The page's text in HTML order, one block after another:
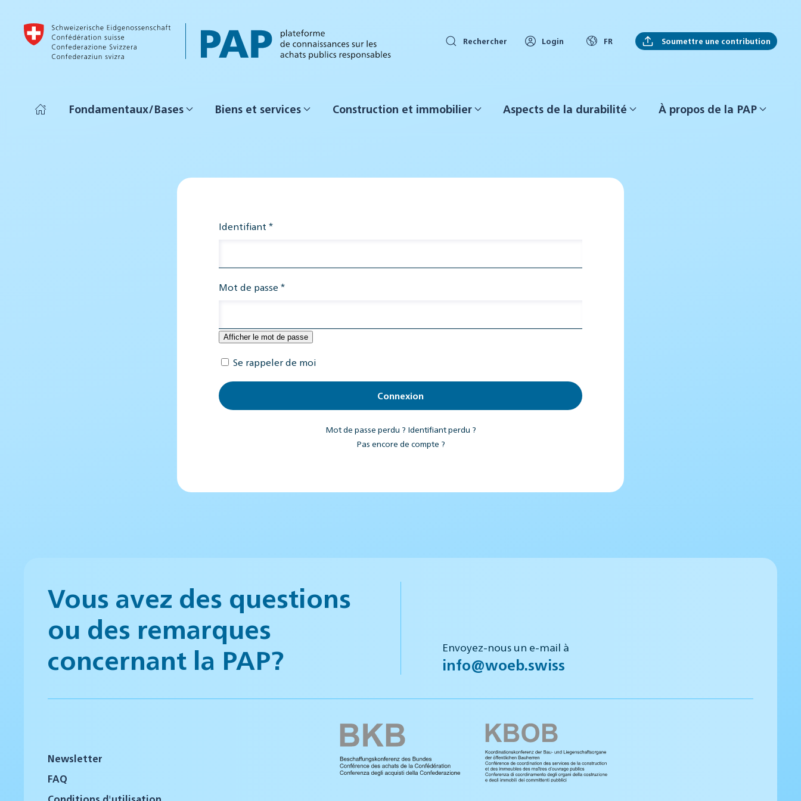
Accéder au contenu principal
Rechercher Login FR Soumettre une contribution
Fondamentaux/Bases Biens et services Construction et immobilier Aspects de la durabilité À propos de la PAP
Identifiant *
Mot de passe *
Afficher le mot de passe
Se rappeler de moi
Connexion
Mot de passe perdu ? Identifiant perdu ?
Pas encore de compte ?
Vous avez des questions
ou des remarques
concernant la PAP?
Envoyez-nous un e-mail à
info@woeb.swiss
Newsletter
FAQ